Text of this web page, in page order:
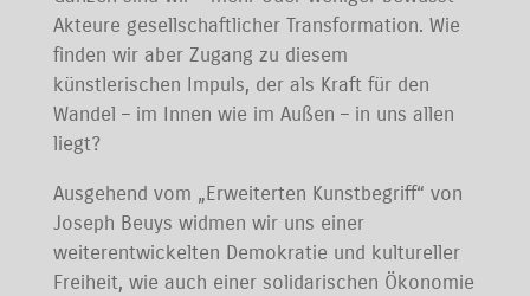
Akteure gesellschaftlicher Transformation. Wie
finden wir aber Zugang zu diesem
künstlerischen Impuls, der als Kraft für den
Wandel – im Innen wie im Außen – in uns allen
liegt?
Ausgehend vom „Erweiterten Kunstbegriff“ von
Joseph Beuys widmen wir uns einer
weiterentwickelten Demokratie und kultureller
Freiheit, wie auch einer solidarischen Ökonomie